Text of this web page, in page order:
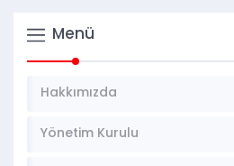
Menü
Hakkımızda
Yönetim Kurulu